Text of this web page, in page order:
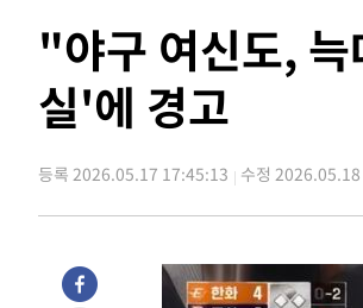
-5931초 전 >[속보]코스피, 6200선 약보합
-5911초 전 >[속보]원·달러 환율, 7.7원 내린
-5800초 전 >
[속보] 노원서 40.1도 관측…서
-1763초 전 >외신들도 주목한 韓축구 파문…"
-1734초 전 >11시간 압수수색에 성접대 파
태 후임
-30848초 전 >
이강인, 폭염 속 AT마드리드
"야구 여신도,
실'에 경고
등록 2026.05.17 17:45:13 수정